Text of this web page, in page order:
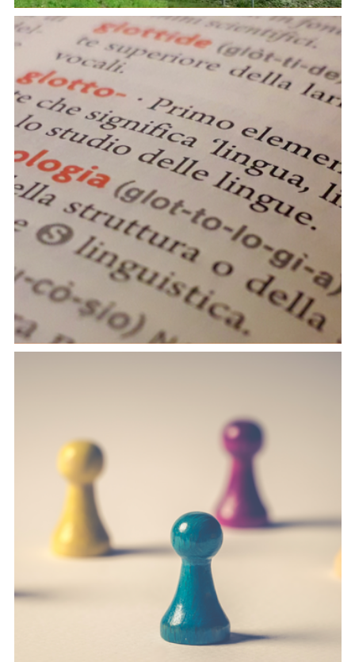
Messa a punto del modello Wav2Vec2
preaddestrato